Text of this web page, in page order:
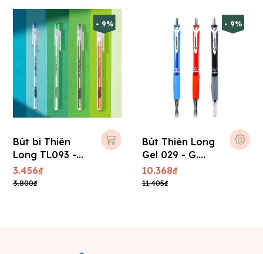
- 9%
Bút bi Thiên
Long TL093 -
Candee (0,6
mm) - Xanh
3.456₫
3.800₫
- 9%
Bút Thiên Long
Gel 029 - G.
Master 0.5mm
10.368₫
11.405₫